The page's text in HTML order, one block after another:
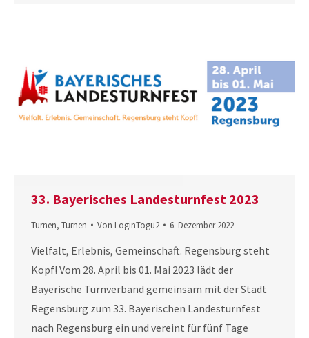
33. Bayerisches Landesturnfest 2023
Turnen, Turnen Von LoginTogu2 6. Dezember 2022
Vielfalt, Erlebnis, Gemeinschaft. Regensburg steht
Kopf! Vom 28. April bis 01. Mai 2023 lädt der
Bayerische Turnverband gemeinsam mit der Stadt
Regensburg zum 33. Bayerischen Landesturnfest
nach Regensburg ein und vereint für fünf Tage